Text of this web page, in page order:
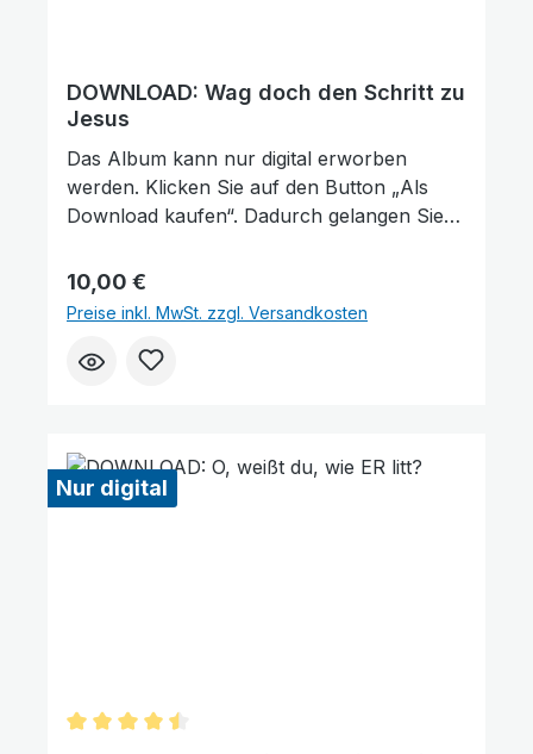
DOWNLOAD: Wag doch den Schritt zu
Jesus
Das Album kann nur digital erworben
werden. Klicken Sie auf den Button „Als
Download kaufen“. Dadurch gelangen Sie
Friedensstimme. Dort finden Sie das Album
und können auch einzelne Tracks (Lieder)
nach Belieben kaufen. Wie gefällt Ihnen
unser Produkt? ★★★★★ Geben Sie
Regulärer Preis:
10,00 €
Preise inkl. MwSt. zzgl. Versandkosten
Nur digital